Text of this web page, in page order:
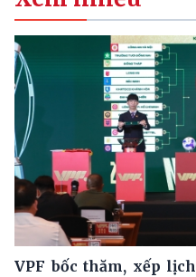
VPF bốc thăm, xếp